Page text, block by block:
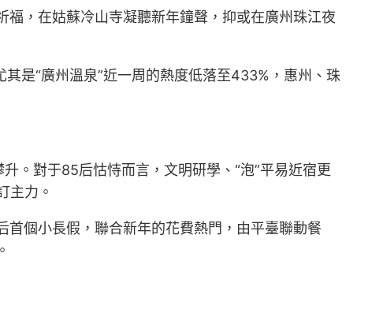
，在姑蘇冷山寺凝聽新年鐘聲，抑或在廣州珠江夜
其是“廣州溫泉”近一周的熱度低落至433%，惠州、珠
。對于85后怙恃而言，文明研學、“泡”平易近宿更
主力。
個小長假，聯合新年的花費熱門，由平臺聯動餐